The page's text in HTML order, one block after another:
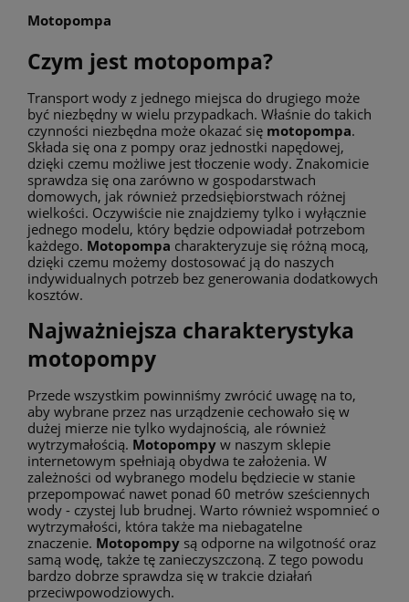
Motopompa
Czym jest motopompa?
Transport wody z jednego miejsca do drugiego może
być niezbędny w wielu przypadkach. Właśnie do takich
czynności niezbędna może okazać się motopompa.
Składa się ona z pompy oraz jednostki napędowej,
dzięki czemu możliwe jest tłoczenie wody. Znakomicie
sprawdza się ona zarówno w gospodarstwach
domowych, jak również przedsiębiorstwach różnej
wielkości. Oczywiście nie znajdziemy tylko i wyłącznie
jednego modelu, który będzie odpowiadał potrzebom
każdego. Motopompa charakteryzuje się różną mocą,
dzięki czemu możemy dostosować ją do naszych
indywidualnych potrzeb bez generowania dodatkowych
kosztów.
Najważniejsza charakterystyka
motopompy
Przede wszystkim powinniśmy zwrócić uwagę na to,
aby wybrane przez nas urządzenie cechowało się w
dużej mierze nie tylko wydajnością, ale również
wytrzymałością. Motopompy w naszym sklepie
internetowym spełniają obydwa te założenia. W
zależności od wybranego modelu będziecie w stanie
przepompować nawet ponad 60 metrów sześciennych
wody - czystej lub brudnej. Warto również wspomnieć o
wytrzymałości, która także ma niebagatelne
znaczenie. Motopompy są odporne na wilgotność oraz
samą wodę, także tę zanieczyszczoną. Z tego powodu
bardzo dobrze sprawdza się w trakcie działań
przeciwpowodziowych.